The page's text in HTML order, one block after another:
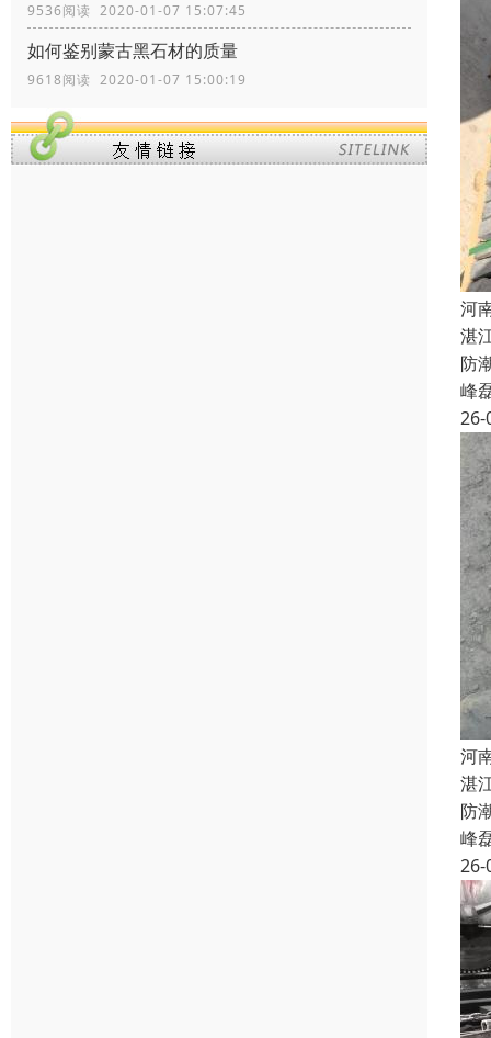
9536阅读 2020-01-07 15:07:45
如何鉴别蒙古黑石材的质量
9618阅读 2020-01-07 15:00:19
河
湛
防
峰
26-
河
湛
防
峰
26-